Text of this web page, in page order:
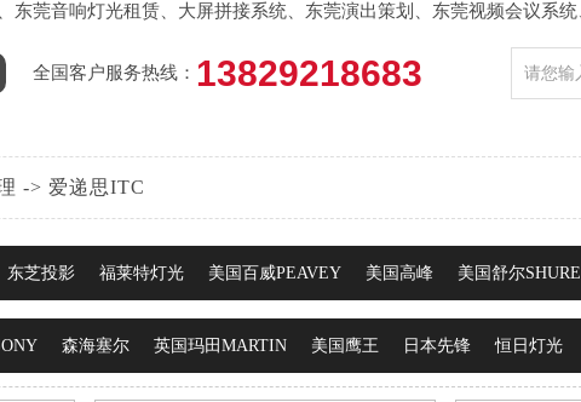
东莞音响灯光租赁 大屏拼接系统 东莞演出策划 东莞视频会议系统
全国客户服务热线： 13829218683
-> 爱递思ITC
东芝投影 福莱特灯光 美国百威PEAVEY 美国高峰 美国舒尔SHURE
森海塞尔 英国玛田MARTIN 美国鹰王 日本先锋 恒日灯光